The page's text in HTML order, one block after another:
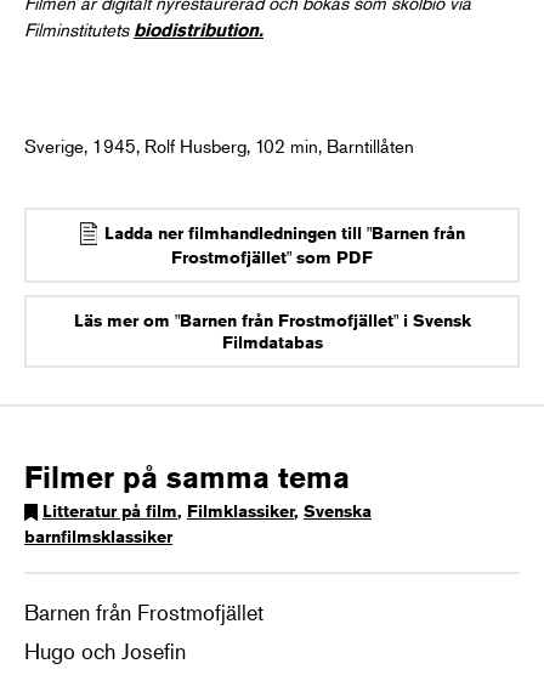
Filminstitutets biodistribution.
Sverige, 1945, Rolf Husberg, 102 min, Barntillåten
Ladda ner filmhandledningen till "Barnen från
Frostmofjället" som PDF
Läs mer om "Barnen från Frostmofjället" i Svensk
Filmdatabas
Filmer på samma tema
Litteratur på film, Filmklassiker, Svenska
barnfilmsklassiker
Barnen från Frostmofjället
Hugo och Josefin